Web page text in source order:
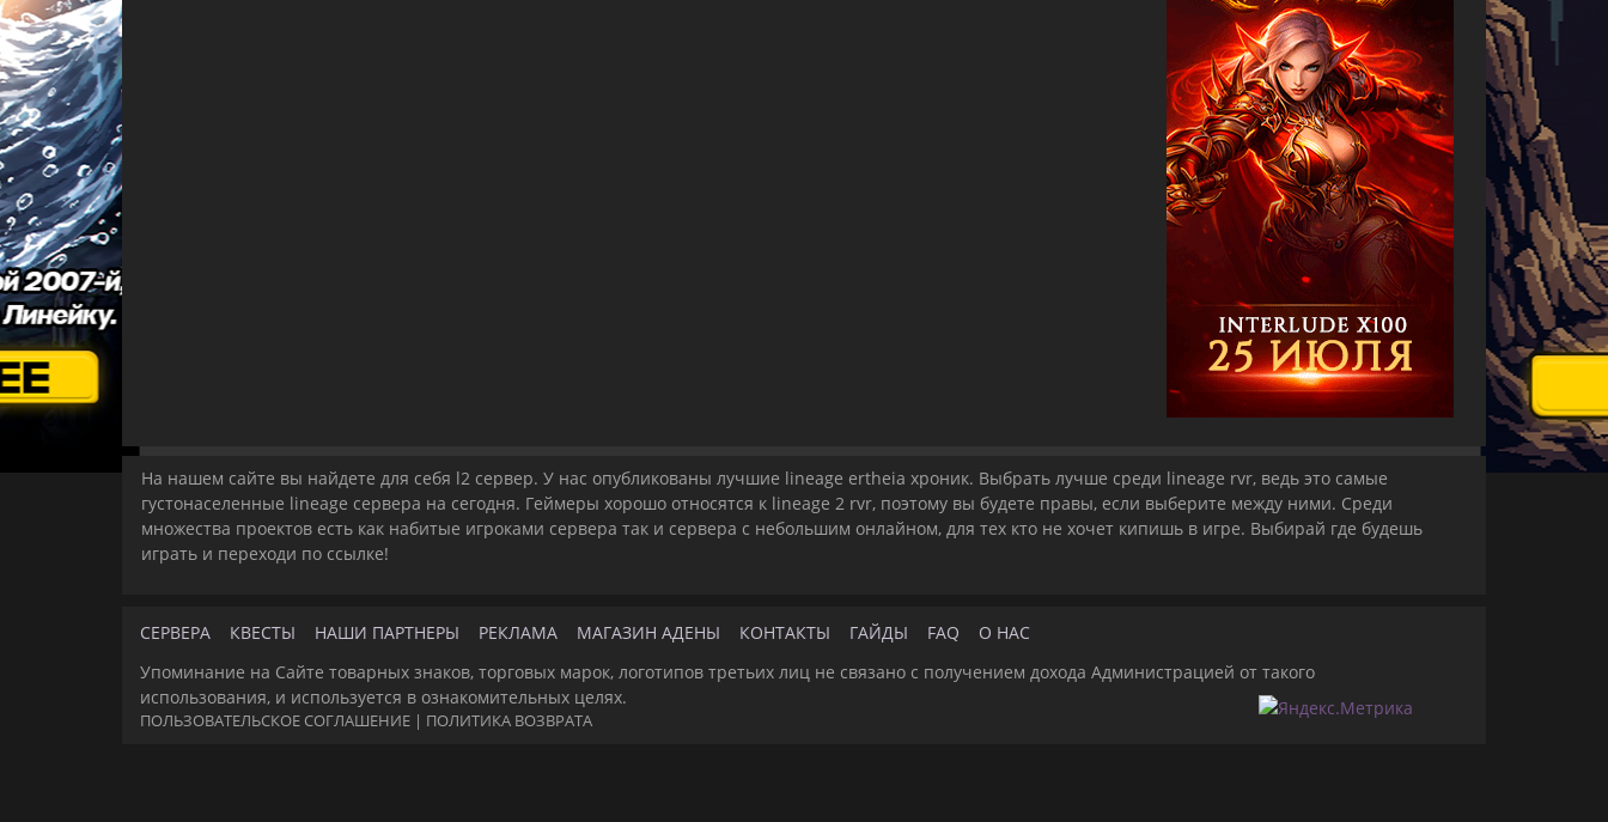
На нашем сайте вы найдете для себя l2 сервер. У нас опубликованы лучшие lineage ertheia хроник. Выбрать лучше среди lineage rvr, ведь это самые
густонаселенные lineage сервера на сегодня. Геймеры хорошо относятся к lineage 2 rvr, поэтому вы будете правы, если выберите между ними. Среди
множества проектов есть как набитые игроками сервера так и сервера с небольшим онлайном, для тех кто не хочет кипишь в игре. Выбирай где будешь
играть и переходи по ссылке!
СЕРВЕРА КВЕСТЫ НАШИ ПАРТНЕРЫ РЕКЛАМА МАГАЗИН АДЕНЫ КОНТАКТЫ ГАЙДЫ FAQ
О НАС
Упоминание на Сайте товарных знаков, торговых марок, логотипов третьих лиц не связано с получением дохода Администрацией от такого
использования, и используется в ознакомительных целях.
ПОЛЬЗОВАТЕЛЬСКОЕ СОГЛАШЕНИЕ | ПОЛИТИКА ВОЗВРАТА